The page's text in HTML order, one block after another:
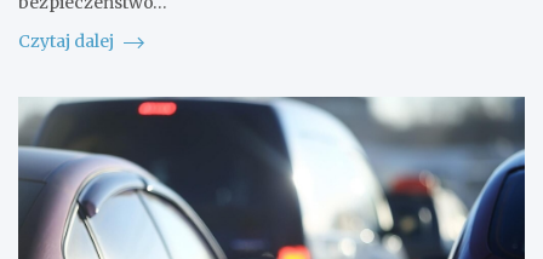
Czytaj dalej